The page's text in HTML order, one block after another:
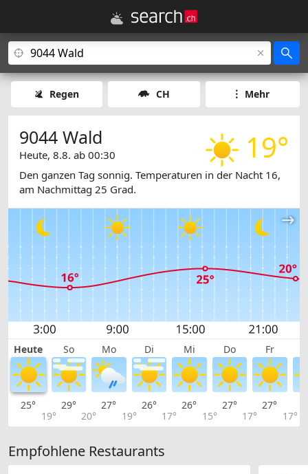
Regen CH Mehr
19°
9044 Wald
Heute, 8.8. ab 00:30
Den ganzen Tag sonnig. Temperaturen in der Nacht 16,
am Nachmittag 25 Grad.
Heute So Mo Di Mi Do Fr
25°
19°
29°
20°
27°
19°
26°
17°
26°
15°
27°
17°
27°
17°
Empfohlene Restaurants